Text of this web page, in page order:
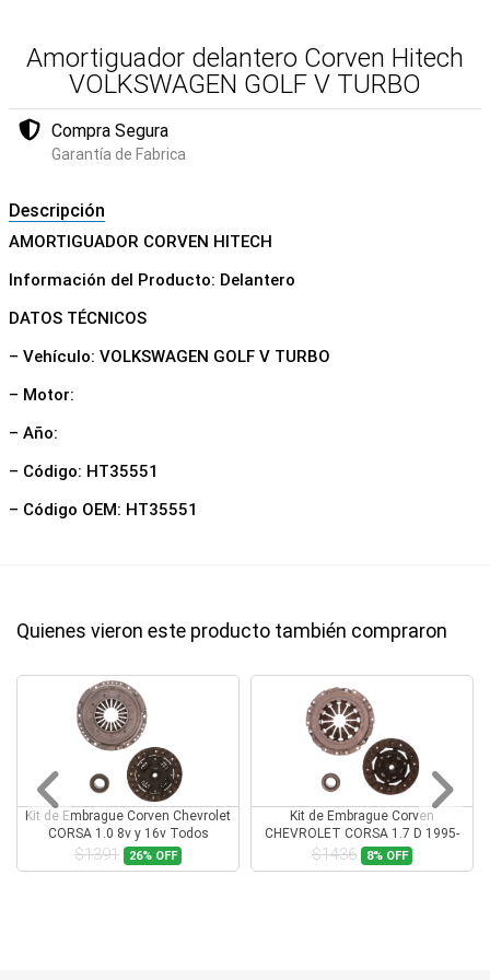
Amortiguador delantero Corven Hitech
VOLKSWAGEN GOLF V TURBO
Compra Segura
Garantía de Fabrica
Descripción
AMORTIGUADOR CORVEN HITECH
Información del Producto: Delantero
DATOS TÉCNICOS
– Vehículo: VOLKSWAGEN GOLF V TURBO
– Motor:
– Año:
– Código: HT35551
– Código OEM: HT35551
Quienes vieron este producto también compraron
Kit de Embrague Corven Chevrolet
CORSA 1.0 8v y 16v Todos
$1391 26% OFF
Kit de Embrague Corven
CHEVROLET CORSA 1.7 D 1995-
1999
$1436 8% OFF